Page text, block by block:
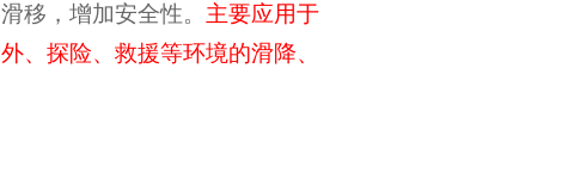
移，增加安全性。 主要应用于
、探险、救援等环境的滑降、